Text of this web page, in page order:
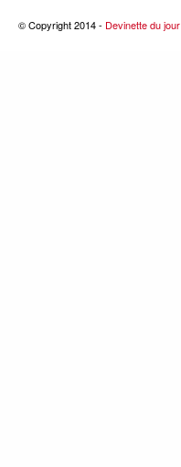
© Copyright 2014 - Devinette du jour